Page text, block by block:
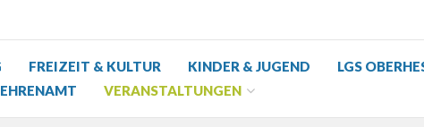
FREIZEIT & KULTUR KINDER & JUGEND LGS
VERANSTALTUNGEN